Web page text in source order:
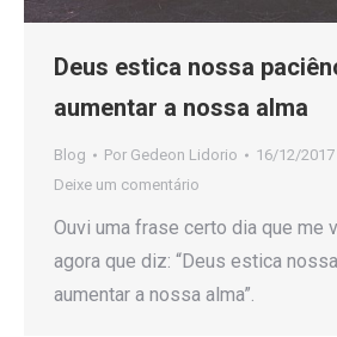
Deus estica nossa
aumentar a nossa alma
Blog Por Gedeon Lidorio
16/12/2017
Deixe um comentário
Ouvi uma frase certo dia que me
agora que diz: “Deus estica
aumentar a nossa alma”.